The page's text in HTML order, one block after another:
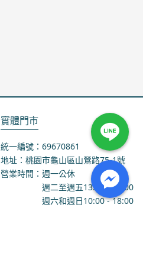
實體門市
統一編號：69670861
地址：桃園市龜山區山鶯路75-1號
營業時間：週一公休
週二至週五13:00 - 18:00
週六和週日10:00 - 18:00